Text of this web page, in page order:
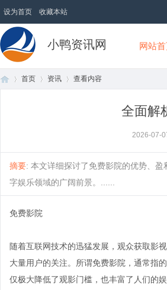
设为首页 收藏本站
小鸭资讯网 网站
首页 资讯 查看内容
全面解
2026-07-
摘要: 本文详细探讨了免费影院的优势、
字娱乐领域的广阔前景。......
免费影院
随着互联网技术的迅猛发展，观众获取影
大量用户的关注。所谓免费影院，通常指
仅极大降低了观影门槛，也丰富了人们的娱